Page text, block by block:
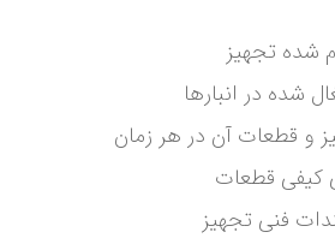
شده تجهیز
شده در انبارها
و قطعات آن در هر زمان
کیفی قطعات
فنی تجهیز